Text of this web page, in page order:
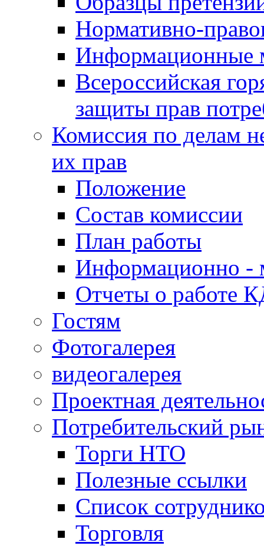
Нормативно-
Информационные
Всероссийская
защиты прав
Комиссия по делам
их прав
Положение
Состав комиссии
План работы
Информационно -
Отчеты о работе
Гостям
Фотогалерея
видеогалерея
Проектная
Потребительский
Торги НТО
Полезные ссылки
Список
Торговля